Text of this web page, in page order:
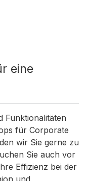
eine
Funktionalitäten
für Corporate
wir Sie gerne zu
Sie auch vor
Effizienz bei der